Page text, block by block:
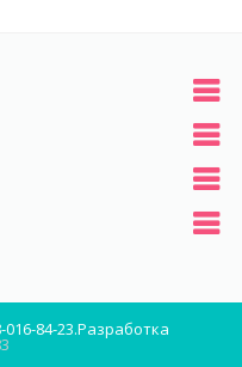
84-23.Разработка